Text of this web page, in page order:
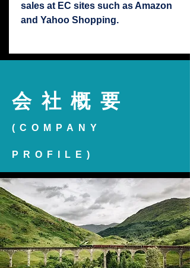
会社概要
(COMPANY
PROFILE)
sales at EC sites such as Amazon
and Yahoo Shopping.